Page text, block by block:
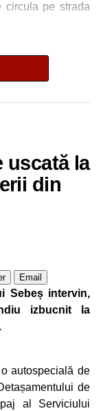
circula pe strada
județul Alba. În
a indicat o
stabilirea
infracțiunea de
alcoolului sau a
pentru stabilirea
legale.
sursă
din Cugir propria
la o expoziție din
uscată la
din
Email
Sebeș intervin,
izbucnit la
autospecială de
de
al Serviciului